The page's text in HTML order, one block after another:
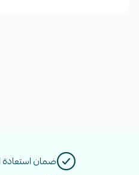
ضمان استعادة